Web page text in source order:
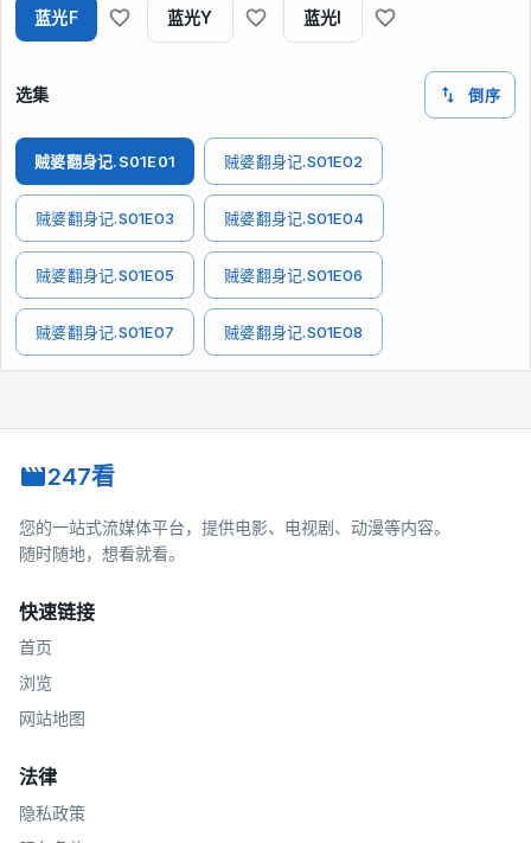
蓝光F 蓝光Y 蓝光I
选集 倒序
贼婆翻身记.S01E01 贼婆翻身记.S01E02
贼婆翻身记.S01E03 贼婆翻身记.S01E04
贼婆翻身记.S01E05 贼婆翻身记.S01E06
贼婆翻身记.S01E07 贼婆翻身记.S01E08
247看
您的一站式流媒体平台，提供电影、电视剧、动漫等内容。
随时随地，想看就看。
快速链接
首页
浏览
网站地图
法律
隐私政策